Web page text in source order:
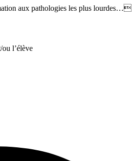
aux pathologies les plus lourdes…
l’élève